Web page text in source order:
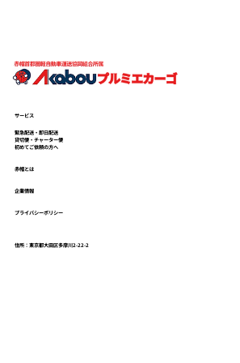
サービス
緊急配送・即日配送
貸切便・チャーター便
初めてご依頼の方へ
赤帽とは
企業情報
プライバシーポリシー
住所：東京都大田区多摩川2-22-2